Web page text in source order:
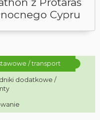
Cypru
/ transport
dodatkowe /